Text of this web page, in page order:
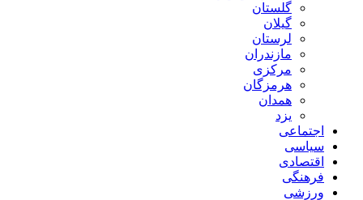
گلستان
گیلان
لرستان
مازندران
مرکزی
هرمزگان
همدان
یزد
اجتماعی
سیاسی
اقتصادی
فرهنگی
ورزشی